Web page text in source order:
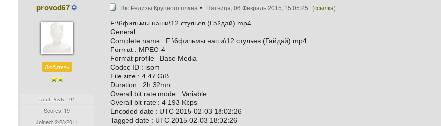
provod67
Любитель
Total Posts : 91
Scores: 19
Joined: 2/28/2011
Re: Релизы Крупного плана Пятница, 06 Февраль 2015, 15:05:25 (ссылка)
F:\6фильмы наши\12 стульев (Гайдай).mp4
General
Complete name : F:\6фильмы наши\12 стульев (Гайдай).mp4
Format : MPEG-4
Format profile : Base Media
Codec ID : isom
File size : 4.47 GiB
Duration : 2h 32mn
Overall bit rate mode : Variable
Overall bit rate : 4 193 Kbps
Encoded date : UTC 2015-02-03 18:02:26
Tagged date : UTC 2015-02-03 18:02:26